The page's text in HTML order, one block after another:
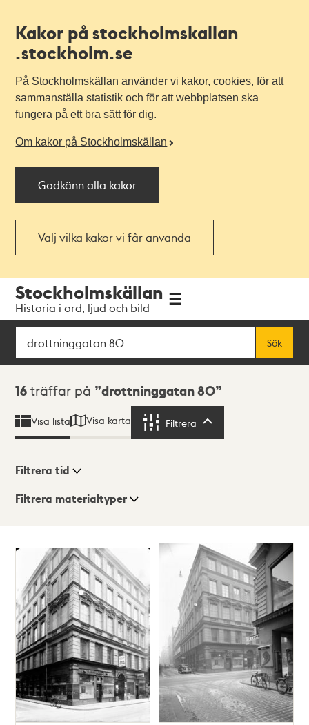
Kakor på stockholmskallan
.stockholm.se
På Stockholmskällan använder vi kakor, cookies, för att
sammanställa statistik och för att webbplatsen ska
fungera på ett bra sätt för dig.
Om kakor på Stockholmskällan
Godkänn alla kakor
Välj vilka kakor vi får använda
navigationen
huvudinnehållet
Stockholmskällan
Historia i ord, ljud och bild
Sök
Sök
Sökresultat
16 träffar på drottninggatan 80
Visa lista Visa karta Filtrera
Visningsläge
ListaKarta
Filtrera tid
Filtrera materialtyper
träffar